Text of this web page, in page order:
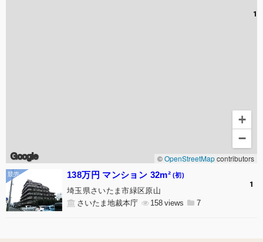
1
Google
+
−
©OpenStreetMapcontributors
1
138万円 マンション 32m² (初)
埼玉県さいたま市緑区原山
さいたま地裁本庁
158 7